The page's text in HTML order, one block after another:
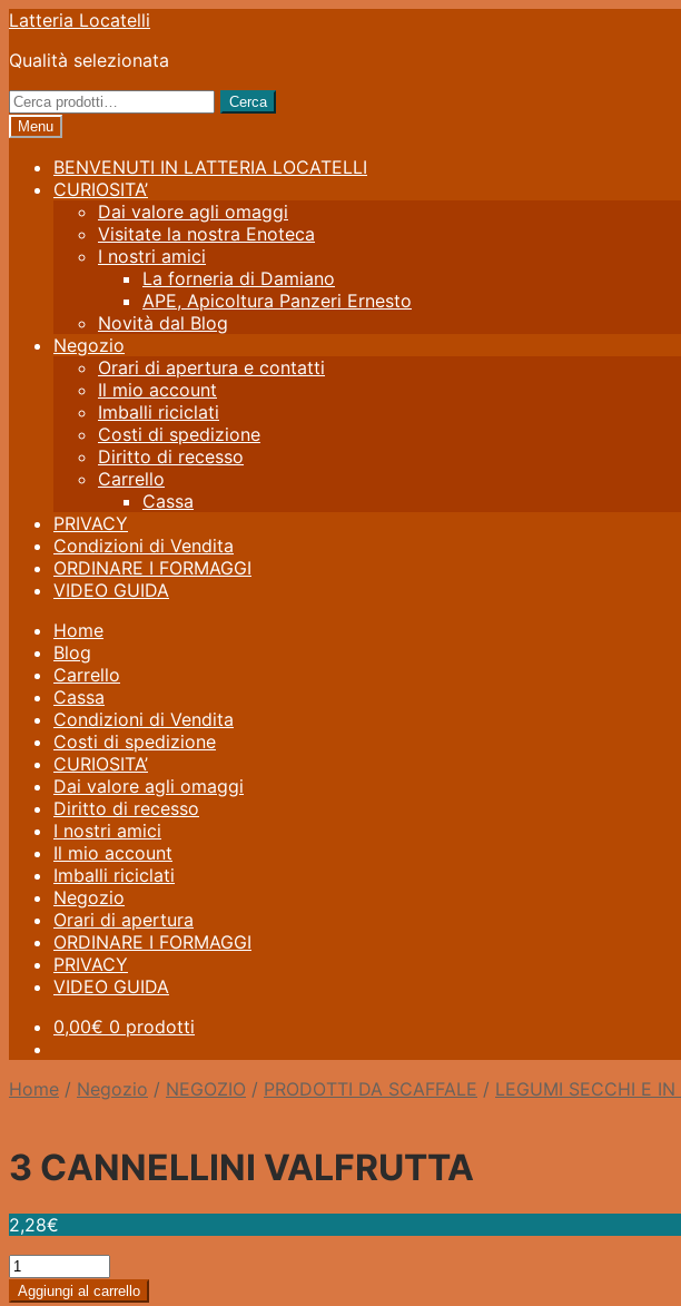
Vai
navigazione
Vai
contenuto
Latteria Locatelli
Qualità selezionata
Cerca:
Cerca
Menu
BENVENUTI IN LATTERIA LOCATELLI
CURIOSITA’
Dai valore agli omaggi
Visitate la nostra Enoteca
I nostri amici
La forneria di Damiano
APE, Apicoltura Panzeri Ernesto
Novità dal Blog
Negozio
Orari di apertura e contatti
Il mio account
Imballi riciclati
Costi di spedizione
Diritto di recesso
Carrello
Cassa
PRIVACY
Condizioni di Vendita
ORDINARE I FORMAGGI
VIDEO GUIDA
Home
Blog
Carrello
Cassa
Condizioni di Vendita
Costi di spedizione
CURIOSITA’
Dai valore agli omaggi
Diritto di recesso
I nostri amici
Il mio account
Imballi riciclati
Negozio
Orari di apertura
ORDINARE I FORMAGGI
PRIVACY
VIDEO GUIDA
0,00€ 0 prodotti
Home / Negozio / NEGOZIO / PRODOTTI DA SCAFFALE / LEGUMI SECCHI E
3 CANNELLINI VALFRUTTA
2,28€
3
CANNELLINI
Aggiungi al carrello